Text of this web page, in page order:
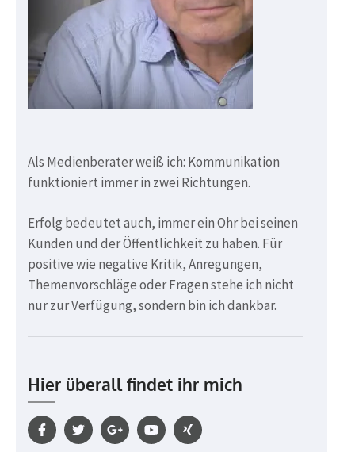
Als Medienberater weiß ich: Kommunikation
funktioniert immer in zwei Richtungen.
Erfolg bedeutet auch, immer ein Ohr bei seinen
Kunden und der Öffentlichkeit zu haben. Für
positive wie negative Kritik, Anregungen,
Themenvorschläge oder Fragen stehe ich nicht
nur zur Verfügung, sondern bin ich dankbar.
Hier überall findet ihr mich